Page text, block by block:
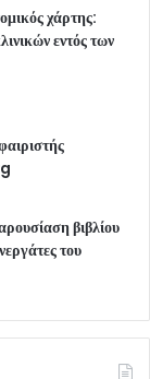
χάρτης:
εντός των
βιβλίου
του